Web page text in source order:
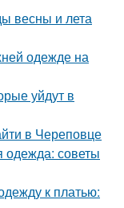
весны и лета
одежде на
уйдут в
в Череповце
одежда: советы
к платью: